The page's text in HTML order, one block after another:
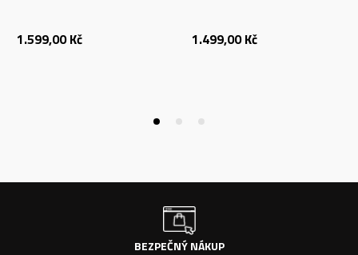
1.599,00 Kč 1.499,00 Kč
BEZPEČNÝ NÁKUP